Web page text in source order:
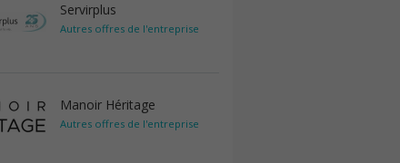
Servirplus
Autres offres de l'entreprise
Manoir Héritage
Autres offres de l'entreprise